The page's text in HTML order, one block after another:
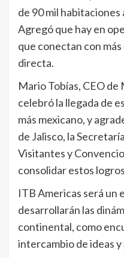
de 90 mil
Agregó que hay en
que conectan con
directa.
Mario Tobías, CEO
celebró la llegada de
más mexicano, y
de Jalisco, la
Visitantes y
consolidar estos
ITB Americas será un
desarrollarán las
continental, como
intercambio de ideas